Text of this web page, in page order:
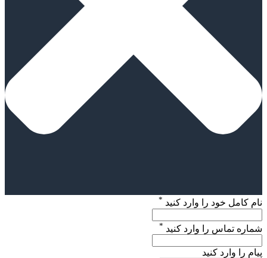
نام کامل خود را وارد کنید *
شماره تماس را وارد کنید *
پیام را وارد کنید